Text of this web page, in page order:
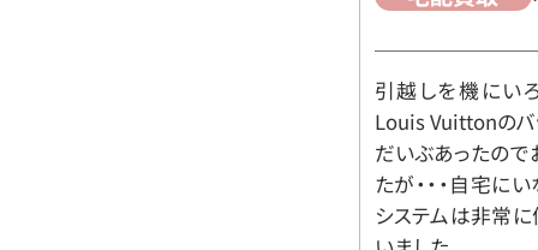
引越しを機にい
Louis Vuittonのバ
だいぶあったので
たが・・・自宅に
システムは非常に